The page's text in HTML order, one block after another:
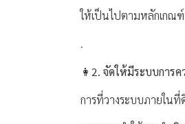
ให้เป็นไปตามหลักเก
.
👩‍2. จัดให้มีระบบการ
การที่วางระบบภายใน